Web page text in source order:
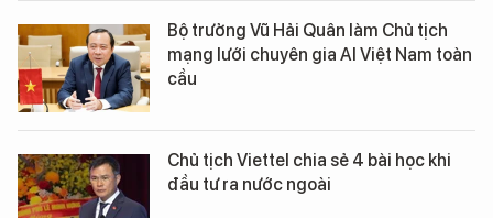
Bộ trưởng Vũ Hải Quân làm Chủ tịch
mạng lưới chuyên gia AI Việt Nam toàn
cầu
Chủ tịch Viettel chia sẻ 4 bài học khi
đầu tư ra nước ngoài